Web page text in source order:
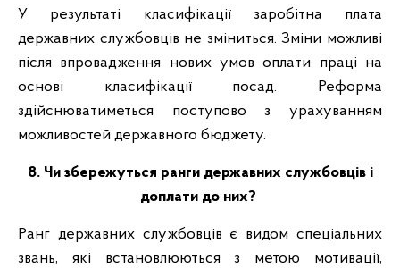
У результаті класифікації заробітна плата
державних службовців не зміниться. Зміни можливі
після впровадження нових умов оплати праці на
основі класифікації посад. Реформа
здійснюватиметься поступово з урахуванням
можливостей державного бюджету.
8. Чи збережуться ранги державних службовців і
доплати до них?
Ранг державних службовців є видом спеціальних
звань, які встановлюються з метою мотивації,